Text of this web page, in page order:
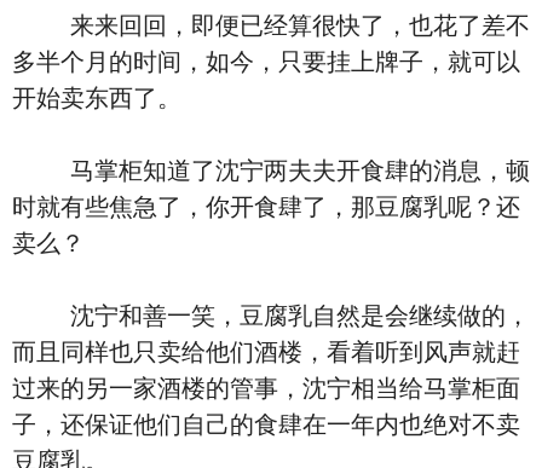
来来回回，即便已经算很快了，也花了差不
多半个月的时间，如今，只要挂上牌子，就可以
开始卖东西了。
马掌柜知道了沈宁两夫夫开食肆的消息，顿
时就有些焦急了，你开食肆了，那豆腐乳呢？还
卖么？
沈宁和善一笑，豆腐乳自然是会继续做的，
而且同样也只卖给他们酒楼，看着听到风声就赶
过来的另一家酒楼的管事，沈宁相当给马掌柜面
子，还保证他们自己的食肆在一年内也绝对不卖
豆腐乳。